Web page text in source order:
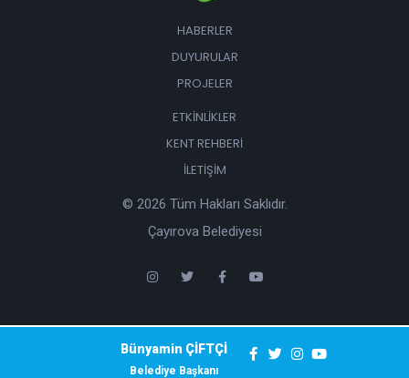
HABERLER
DUYURULAR
PROJELER
ETKINLIKLER
KENT REHBERI
İLETIŞIM
© 2026 Tüm Hakları Saklıdır.
Çayırova Belediyesi
Bünyamin ÇİFTÇİ
Belediye Başkanı